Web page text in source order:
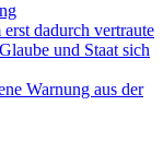
dadurch vertraute
und Staat sich
Warnung aus der